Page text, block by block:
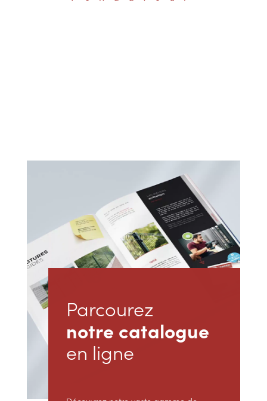
Parcourez
notre catalogue
en ligne